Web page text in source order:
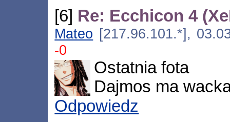
[6] Re: Ecchicon 4
Mateo [217.96.101.*],
-0
Ostatnia fota
Dajmos ma
Odpowiedz